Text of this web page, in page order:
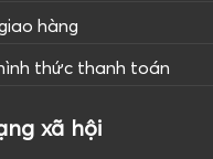
hàng
thức thanh toán
xã hội